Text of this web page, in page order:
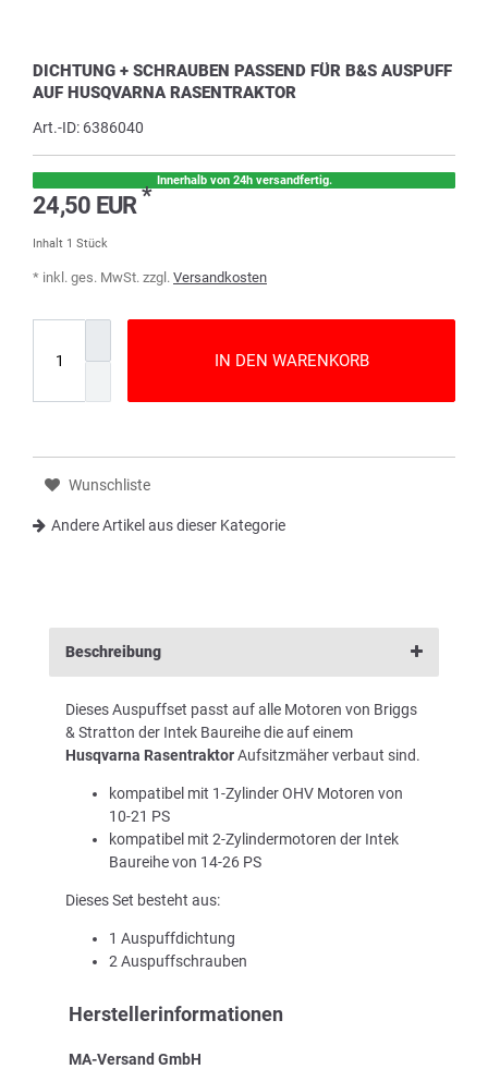
DICHTUNG + SCHRAUBEN PASSEND FÜR B&S AUSPUFF
AUF HUSQVARNA RASENTRAKTOR
Art.-ID: 6386040
Innerhalb von 24h versandfertig.
24,50 EUR*
Inhalt 1 Stück
* inkl. ges. MwSt. zzgl. Versandkosten
IN DEN WARENKORB
Wunschliste
Andere Artikel aus dieser Kategorie
Beschreibung
Dieses Auspuffset passt auf alle Motoren von Briggs
& Stratton der Intek Baureihe die auf einem
Husqvarna RasentraktorAufsitzmäher verbaut sind.
kompatibel mit 1-Zylinder OHV Motoren von
10-21 PS
kompatibel mit 2-Zylindermotoren der Intek
Baureihe von 14-26 PS
Dieses Set besteht aus:
1 Auspuffdichtung
2 Auspuffschrauben
Herstellerinformationen
MA-Versand GmbH